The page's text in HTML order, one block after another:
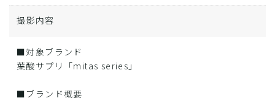
撮影内容
■対象ブランド
葉酸サプリ「mitas series」
■ブランド概要